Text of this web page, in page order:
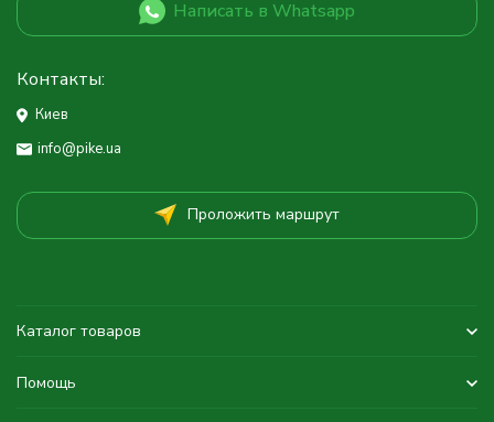
Написать в Whatsapp
Контакты:
Киев
info@pike.ua
Проложить маршрут
Каталог товаров
Помощь